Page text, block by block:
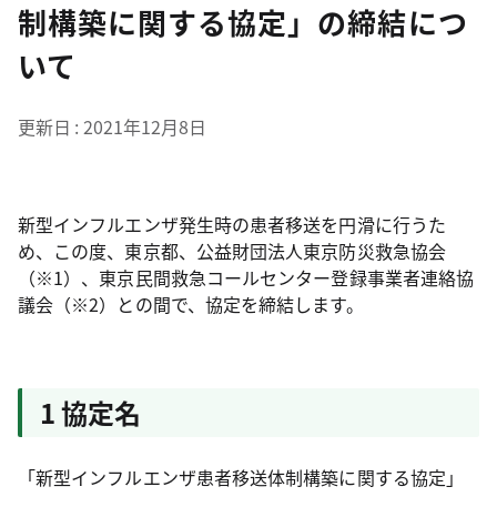
制構築に関する協定」の締結につ
いて
更新日 2021年12月8日
新型インフルエンザ発生時の患者移送を円滑に行うた
め、この度、東京都、公益財団法人東京防災救急協会
（※1）、東京民間救急コールセンター登録事業者連絡協
議会（※2）との間で、協定を締結します。
1 協定名
「新型インフルエンザ患者移送体制構築に関する協定」